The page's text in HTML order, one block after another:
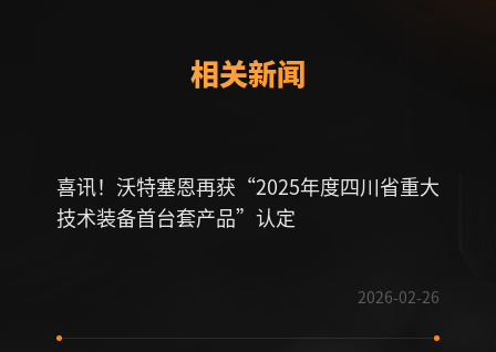
相关新闻
喜讯！沃特塞恩再获“2025年度四川省重大
技术装备首台套产品”认定
2026-02-26